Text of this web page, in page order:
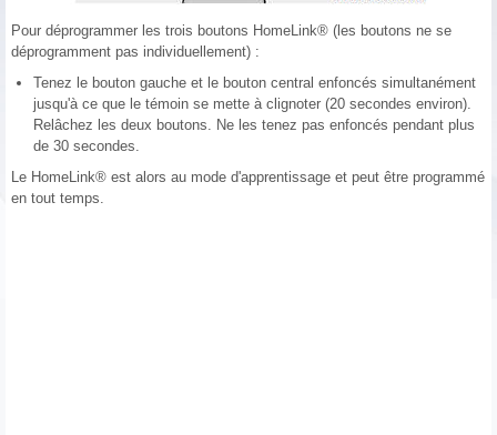
Pour déprogrammer les trois boutons HomeLink® (les boutons ne se
déprogramment pas individuellement) :
Tenez le bouton gauche et le bouton central enfoncés simultanément
jusqu'à ce que le témoin se mette à clignoter (20 secondes environ).
Relâchez les deux boutons. Ne les tenez pas enfoncés pendant plus
de 30 secondes.
Le HomeLink® est alors au mode d'apprentissage et peut être programmé
en tout temps.